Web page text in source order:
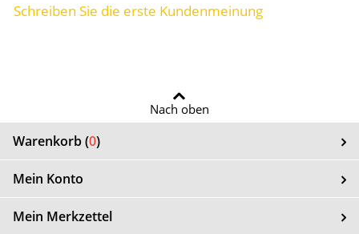
Schreiben Sie die erste Kundenmeinung
Nach oben
Warenkorb (0)
Mein Konto
Mein Merkzettel